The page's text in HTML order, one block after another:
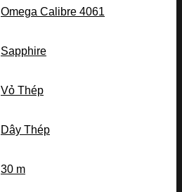
Omega Calibre 4061
Sapphire
Vỏ Thép
Dây Thép
30 m